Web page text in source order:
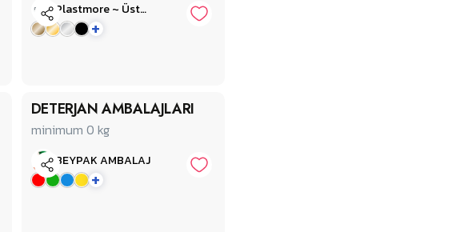
Plastmore ~ Üstün Plastik
+
DETERJAN AMBALAJLARI
minimum 0 kg
BEYPAK AMBALAJ
+